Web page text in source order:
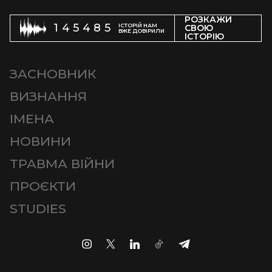
145485
ІСТОРІЙ НАМ
ВЖЕ ДОВІРИЛИ
РОЗКАЖИ
СВОЮ
ІСТОРІЮ
ЗАСНОВНИК
ВИЗНАННЯ
ІМЕНА
НОВИНИ
ТРАВМА ВІЙНИ
ПРОЄКТИ
STUDIES